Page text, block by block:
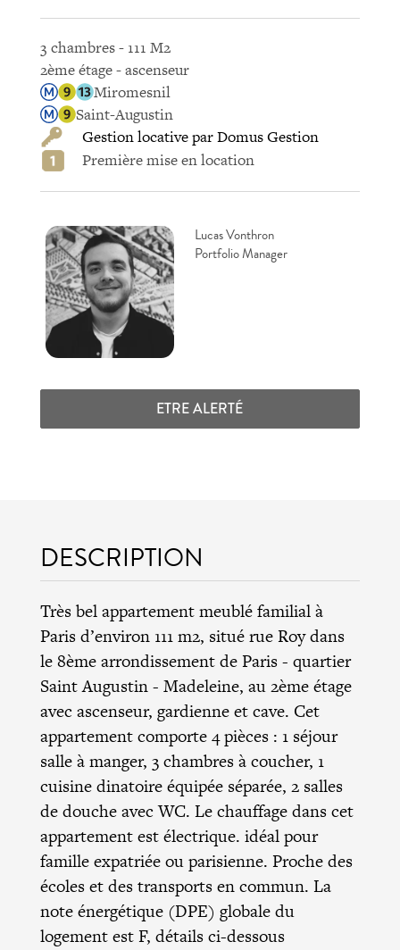
3 chambres - 111 M2
2ème étage - ascenseur
Miromesnil
Saint-Augustin
Gestion locative par Domus Gestion
Première mise en location
Lucas Vonthron
Portfolio Manager
ETRE ALERTÉ
DESCRIPTION
Très bel appartement meublé familial à
Paris d’environ 111 m2, situé rue Roy dans
le 8ème arrondissement de Paris - quartier
Saint Augustin - Madeleine, au 2ème étage
avec ascenseur, gardienne et cave. Cet
appartement comporte 4 pièces : 1 séjour
salle à manger, 3 chambres à coucher, 1
cuisine dinatoire équipée séparée, 2 salles
de douche avec WC. Le chauffage dans cet
appartement est électrique. idéal pour
famille expatriée ou parisienne. Proche des
écoles et des transports en commun. La
note énergétique (DPE) globale du
logement est F, détails ci-dessous